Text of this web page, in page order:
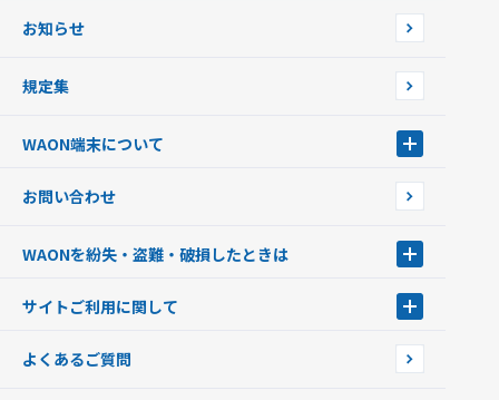
フードバンク応援WAON
ご当地WAON
G.G WAON
WAONカード・WAONカードプラス
モバイルWAON
提携WAONカード
お知らせ
規定集
WAON端末について
WAONネットステーション
新型WAONステーション
WAONチャージャーmini
お問い合わせ
WAONを紛失・盗難・破損したときは
WAONカードの拾得について
サイトご利用に関して
企業情報
よくあるご質問